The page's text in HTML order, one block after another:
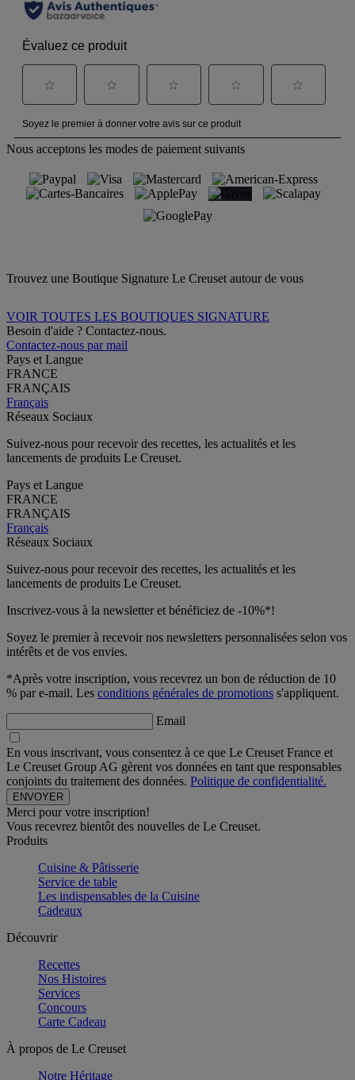
Nous acceptons les modes de paiement suivants
Trouvez une Boutique Signature Le Creuset autour de vous
VOIR TOUTES LES BOUTIQUES SIGNATURE
Besoin d'aide ? Contactez-nous.
Contactez-nous par mail
Pays et Langue
FRANCE
FRANÇAIS
Français
Réseaux Sociaux
Suivez-nous pour recevoir des recettes, les actualités et les
lancements de produits Le Creuset.
Pays et Langue
FRANCE
FRANÇAIS
Français
Réseaux Sociaux
Suivez-nous pour recevoir des recettes, les actualités et les
lancements de produits Le Creuset.
Inscrivez-vous à la newsletter et bénéficiez de -10%*!
Soyez le premier à recevoir nos newsletters personnalisées selon vos
intérêts et de vos envies.
*Après votre inscription, vous recevrez un bon de réduction de 10
% par e-mail. Les conditions générales de promotions s'appliquent.
Email
En vous inscrivant, vous consentez à ce que Le Creuset France et
Le Creuset Group AG gèrent vos données en tant que responsables
conjoints du traitement des données. Politique de confidentialité.
Merci pour votre inscription!
Vous recevrez bientôt des nouvelles de Le Creuset.
Produits
Cuisine & Pâtisserie
Service de table
Les indispensables de la Cuisine
Cadeaux
Découvrir
Recettes
Nos Histoires
Services
Concours
Carte Cadeau
À propos de Le Creuset
Notre Héritage